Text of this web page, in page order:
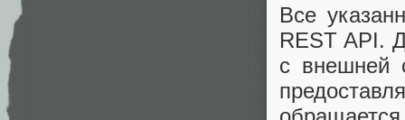
Все
REST API.
с внешней